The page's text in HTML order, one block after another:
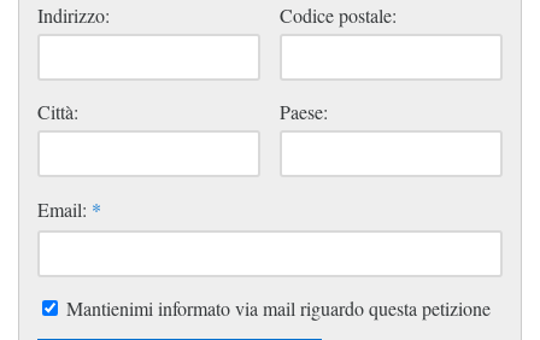
Indirizzo: Codice postale:
Città: Paese:
Email: *
Mantienimi informato via mail riguardo questa petizione